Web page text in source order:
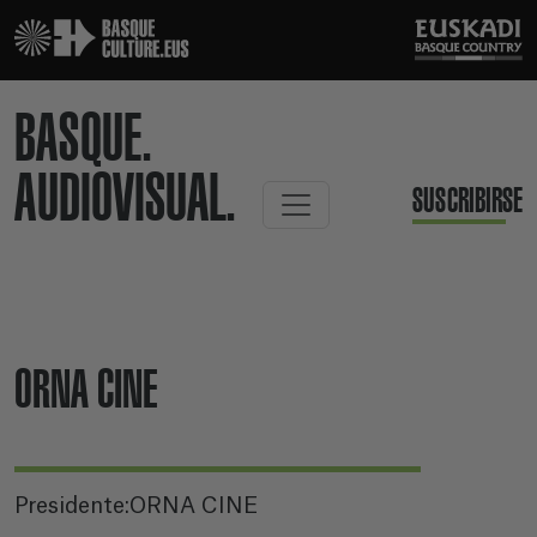
BASQUE.
AUDIOVISUAL.
SUSCRIBIRSE
ORNA CINE
Presidente:ORNA CINE